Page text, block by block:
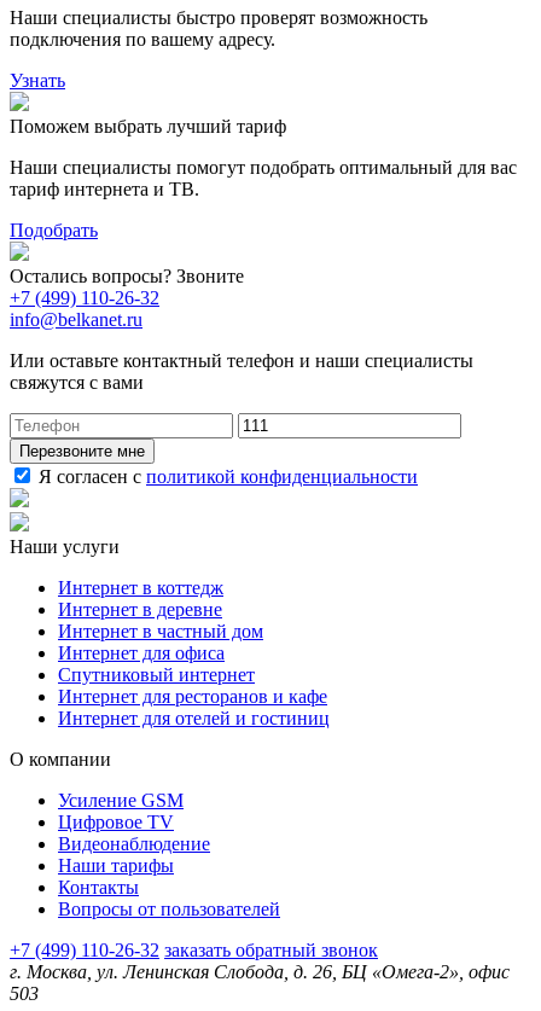
Наши специалисты быстро проверят возможность
подключения по вашему адресу.
Узнать
Поможем выбрать лучший тариф
Наши специалисты помогут подобрать оптимальный для вас
тариф интернета и ТВ.
Подобрать
Остались вопросы? Звоните
+7 (499) 110-26-32
info@belkanet.ru
Или оставьте контактный телефон и наши специалисты
свяжутся с вами
Перезвоните мне
Я согласен с политикой конфиденциальности
Наши услуги
Интернет в коттедж
Интернет в деревне
Интернет в частный дом
Интернет для офиса
Спутниковый интернет
Интернет для ресторанов и кафе
Интернет для отелей и гостиниц
О компании
Усиление GSM
Цифровое TV
Видеонаблюдение
Наши тарифы
Контакты
Вопросы от пользователей
+7 (499) 110-26-32 заказать обратный звонок
г. Москва, ул. Ленинская Слобода, д. 26, БЦ «Омега-2», офис
503